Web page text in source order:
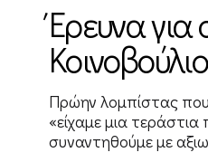
Έρευνα
Κοινοβούλιο
Πρώην λομπίστας που
«είχαμε μια
συναντηθούμε με